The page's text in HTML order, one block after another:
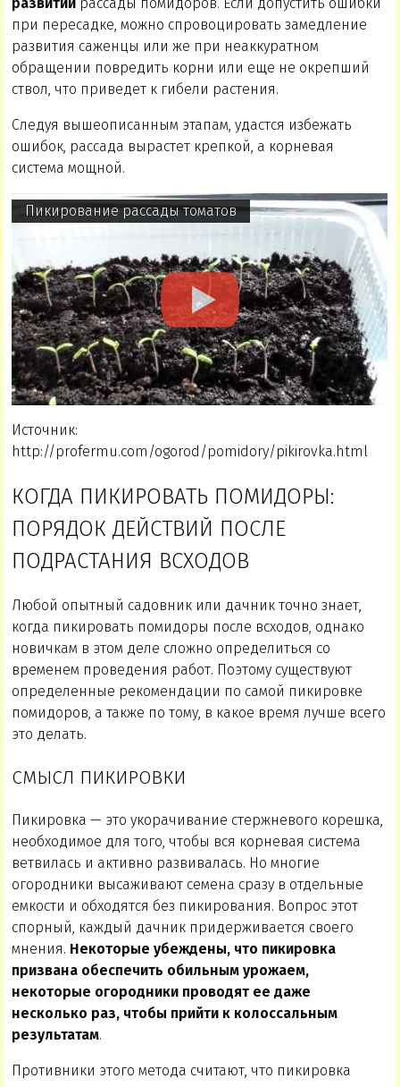
при пересадке, можно спровоцировать замедление
развития саженцы или же при неаккуратном
обращении повредить корни или еще не окрепший
ствол, что приведет к гибели растения.
Следуя вышеописанным этапам, удастся избежать
ошибок, рассада вырастет крепкой, а корневая
система мощной.
Пикирование рассады томатов
Источник:
http://profermu.com/ogorod/pomidory/pikirovka.html
КОГДА ПИКИРОВАТЬ ПОМИДОРЫ:
ПОРЯДОК ДЕЙСТВИЙ ПОСЛЕ
ПОДРАСТАНИЯ ВСХОДОВ
Любой опытный садовник или дачник точно знает,
когда пикировать помидоры после всходов, однако
новичкам в этом деле сложно определиться со
временем проведения работ. Поэтому существуют
определенные рекомендации по самой пикировке
помидоров, а также по тому, в какое время лучше всего
это делать.
СМЫСЛ ПИКИРОВКИ
Пикировка — это укорачивание стержневого корешка,
необходимое для того, чтобы вся корневая система
ветвилась и активно развивалась. Но многие
огородники высаживают семена сразу в отдельные
емкости и обходятся без пикирования. Вопрос этот
спорный, каждый дачник придерживается своего
мнения. Некоторые убеждены, что пикировка
призвана обеспечить обильным урожаем,
некоторые огородники проводят ее даже
несколько раз, чтобы прийти к колоссальным
результатам.
Противники этого метода считают, что пикировка